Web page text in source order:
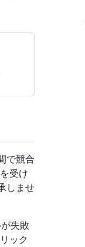
で競合
受け
しませ
失敗
ック